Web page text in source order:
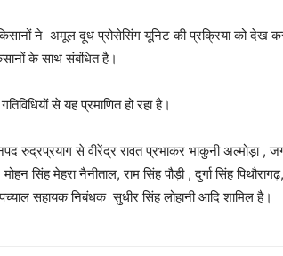
ने अमूल दूध प्रोसेसिंग यूनिट की प्रक्रिया को देख
के साथ संबंधित है।
से यह प्रमाणित हो रहा है।
रुद्रप्रयाग से वीरेंद्र रावत प्रभाकर भाकुनी अल्मोड़ा ,
सिंह मेहरा नैनीताल, राम सिंह पौड़ी , दुर्गा सिंह
सहायक निबंधक सुधीर सिंह लोहानी आदि शामिल है।